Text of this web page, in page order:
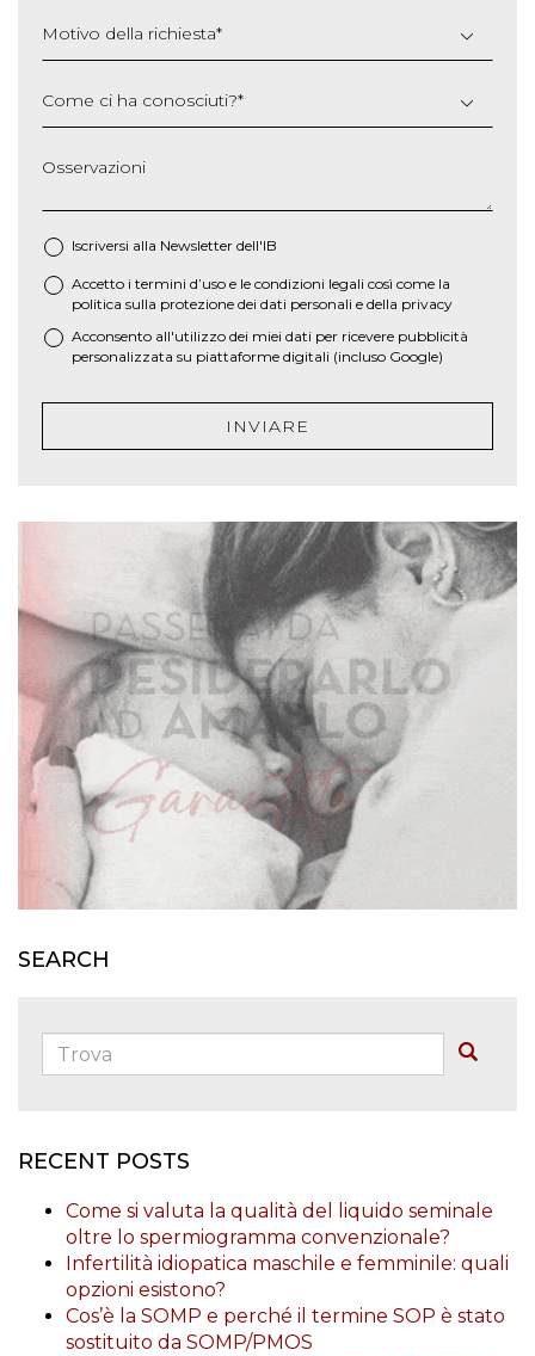
Motivo della richiesta*
Come ci ha conosciuti?*
Osservazioni
Iscriversi alla Newsletter dell'IB
* Accetto i termini d’uso e le condizioni legali così come la
politica sulla protezione dei dati personali e della privacy
Acconsento all'utilizzo dei miei dati per ricevere pubblicità
personalizzata su piattaforme digitali (incluso Google)
INVIARE
SEARCH
Trova:
RECENT POSTS
Come si valuta la qualità del liquido seminale
oltre lo spermiogramma convenzionale?
Infertilità idiopatica maschile e femminile: quali
opzioni esistono?
Cos’è la SOMP e perché il termine SOP è stato
sostituito da SOMP/PMOS